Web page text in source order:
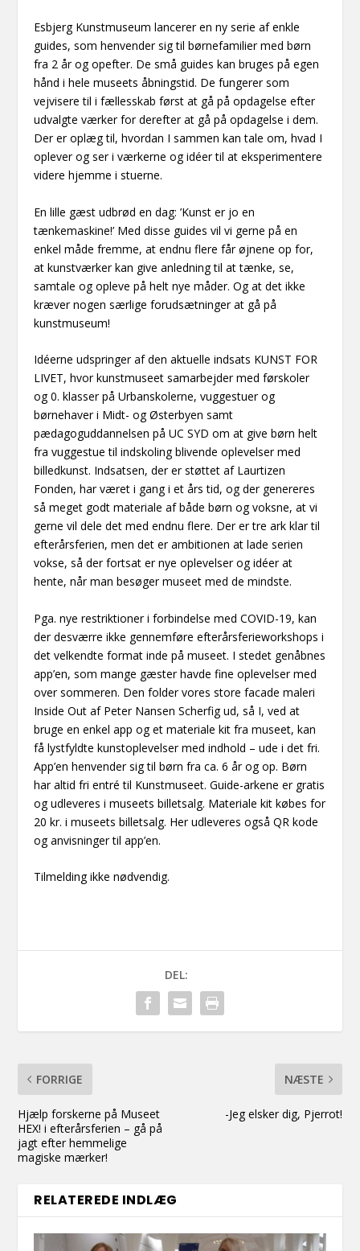
Esbjerg Kunstmuseum lancerer en ny serie af enkle
guides, som henvender sig til børnefamilier med børn
fra 2 år og opefter. De små guides kan bruges på egen
hånd i hele museets åbningstid. De fungerer som
vejvisere til i fællesskab først at gå på opdagelse efter
udvalgte værker for derefter at gå på opdagelse i dem.
Der er oplæg til, hvordan I sammen kan tale om, hvad I
oplever og ser i værkerne og idéer til at eksperimentere
videre hjemme i stuerne.
En lille gæst udbrød en dag: ’Kunst er jo en
tænkemaskine!’ Med disse guides vil vi gerne på en
enkel måde fremme, at endnu flere får øjnene op for,
at kunstværker kan give anledning til at tænke, se,
samtale og opleve på helt nye måder. Og at det ikke
kræver nogen særlige forudsætninger at gå på
kunstmuseum!
Idéerne udspringer af den aktuelle indsats KUNST FOR
LIVET, hvor kunstmuseet samarbejder med førskoler
og 0. klasser på Urbanskolerne, vuggestuer og
børnehaver i Midt- og Østerbyen samt
pædagoguddannelsen på UC SYD om at give børn helt
fra vuggestue til indskoling blivende oplevelser med
billedkunst. Indsatsen, der er støttet af Laurtizen
Fonden, har været i gang i et års tid, og der genereres
så meget godt materiale af både børn og voksne, at vi
gerne vil dele det med endnu flere. Der er tre ark klar til
efterårsferien, men det er ambitionen at lade serien
vokse, så der fortsat er nye oplevelser og idéer at
hente, når man besøger museet med de mindste.
Pga. nye restriktioner i forbindelse med COVID-19, kan
der desværre ikke gennemføre efterårsferieworkshops i
det velkendte format inde på museet. I stedet genåbnes
app’en, som mange gæster havde fine oplevelser med
over sommeren. Den folder vores store facade maleri
Inside Out af Peter Nansen Scherfig ud, så I, ved at
bruge en enkel app og et materiale kit fra museet, kan
få lystfyldte kunstoplevelser med indhold – ude i det fri.
App’en henvender sig til børn fra ca. 6 år og op. Børn
har altid fri entré til Kunstmuseet. Guide-arkene er gratis
og udleveres i museets billetsalg. Materiale kit købes for
20 kr. i museets billetsalg. Her udleveres også QR kode
og anvisninger til app’en.
Tilmelding ikke nødvendig.
DEL:
FORRIGE
Hjælp forskerne på Museet
HEX! i efterårsferien – gå på
jagt efter hemmelige
magiske mærker!
NÆSTE
-Jeg elsker dig, Pjerrot!
RELATEREDE INDLÆG